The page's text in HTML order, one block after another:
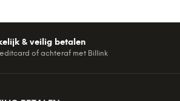
& veilig betalen
of achteraf met Billink